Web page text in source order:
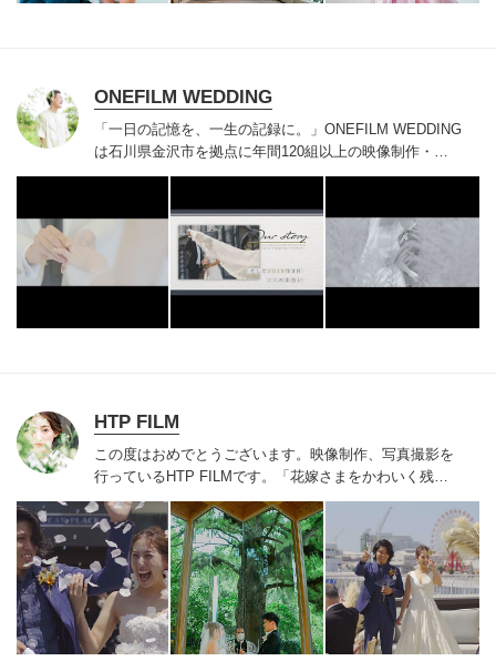
ONEFILM WEDDING
「一日の記憶を、一生の記録に。」 ONEFILM WEDDING
は石川県金沢市を拠点に年間120組以上の映像制作・写
真撮影をしております。
HTP FILM
この度はおめでとうございます。映像制作、写真撮影を
行っているHTP FILMです。「花嫁さまをかわいく残す
こと」を大切しています。京都発、全国へ飛んでいきま
す✈︎お気軽にお問合せください。